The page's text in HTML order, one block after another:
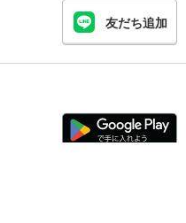
友だち追加